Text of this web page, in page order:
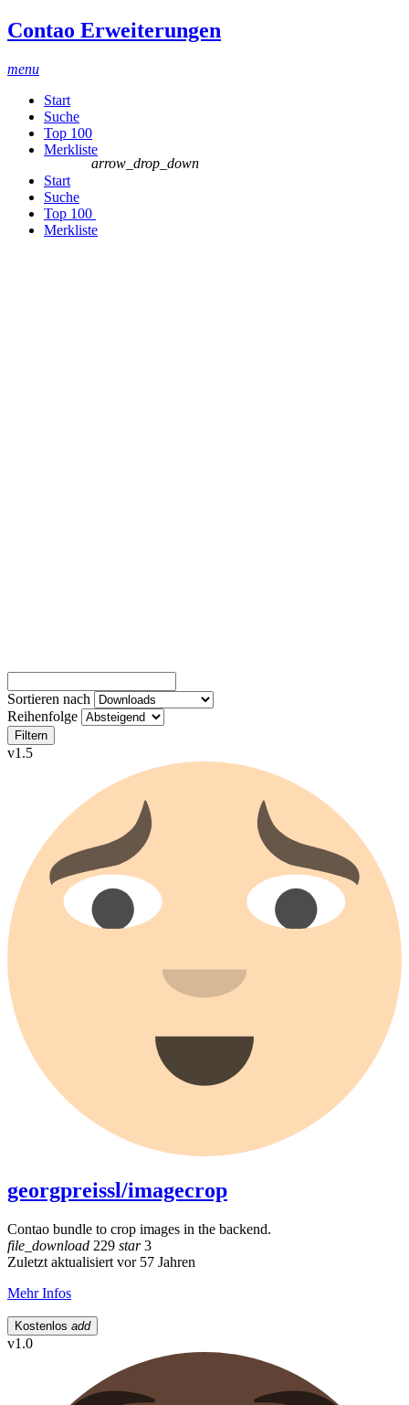
Contao Erweiterungen
menu
Start
Suche
Top 100
Merkliste
Start
Suche
Top 100
arrow_drop_down
Merkliste
Sortieren nach
Reihenfolge
Filtern
v1.5
georgpreissl/imagecrop
Contao bundle to crop images in the backend.
file_download 229 star3
Zuletzt aktualisiert vor 57 Jahren
Mehr Infos
Kostenlos add
v1.0